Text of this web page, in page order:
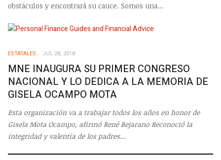
obstáculos y encontrará su cauce. Somos una...
ESTATALES JUL 28, 2018
MNE INAUGURA SU PRIMER CONGRESO
NACIONAL Y LO DEDICA A LA MEMORIA DE
GISELA OCAMPO MOTA
Esta organización va a trabajar todos los años en honor de
Gisela Mota Ocampo, afirmó René Bejarano Reconoció la
integridad y valentía de los padres...